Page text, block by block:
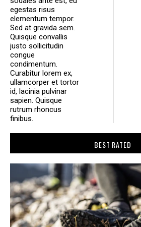
egestas risus
elementum tempor.
Sed at gravida sem.
Quisque convallis
justo sollicitudin
congue
condimentum.
Curabitur lorem ex,
ullamcorper et tortor
id, lacinia pulvinar
sapien. Quisque
rutrum rhoncus
finibus.
BEST RATED